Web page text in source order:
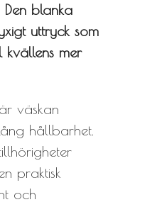
blanka
uttryck som
mer
väskan
hållbarhet.
praktisk
och